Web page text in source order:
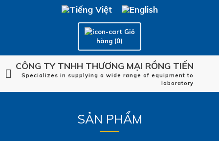
Giỏ
hàng (0)
CÔNG TY TNHH THƯƠNG MẠI RỒNG TIẾN
Specializes in supplying a wide range of equipment to
laboratory
SẢN PHẨM